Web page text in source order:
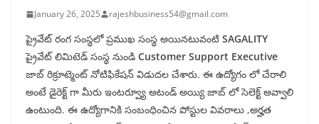
January 26, 2025 rajeshbusiness54@gmail.com
ప్రైవేట్ రంగ సంస్థలో ప్రముఖ సంస్థ అయినటువంటి SAGALITY
ప్రైవేట్ లిమిటెడ్ సంస్థ నుండి Customer Support Executive
జాబ్ రిక్రూట్మెంట్ నోటిఫికేషన్ విడుదల చేశారు. ఈ ఉద్యోగం లో చేరాలి
అంటే డైరెక్ట్ గా మీరు ఇంటర్వ్యూ అటండ్ అయ్యి జాబ్ లో సెలెక్ట్ అవ్వాలి
ఉంటుంది. ఈ ఉద్యోగానికి సంబంధించిన పోస్టుల వివరాలు ,అర్హత